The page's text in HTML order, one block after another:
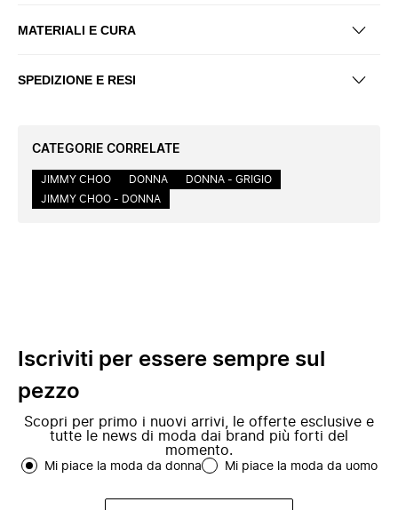
MATERIALI E CURA
SPEDIZIONE E RESI
CATEGORIE CORRELATE
JIMMY CHOO DONNA
DONNA - GRIGIO
JIMMY CHOO - DONNA
Iscriviti per essere sempre sul
pezzo
Scopri per primo i nuovi arrivi, le offerte esclusive e
tutte le news di moda dai brand più forti del
momento.
Mi piace la moda da donna Mi piace la moda da uomo